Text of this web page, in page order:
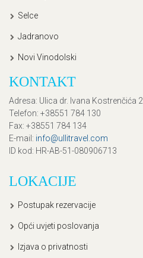
Selce
Jadranovo
Novi Vinodolski
KONTAKT
Adresa: Ulica dr. Ivana Kostrenčića
Telefon: +38551 784 130
Fax: +38551 784 134
E-mail : info@ullitravel.com
ID kod: HR-AB-51-080906713
LOKACIJE
Postupak rezervacije
Opći uvjeti poslovanja
Izjava o privatnosti